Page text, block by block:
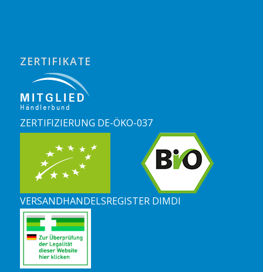
ZERTIFIKATE
ZERTIFIZIERUNG DE-ÖKO-037
VERSANDHANDELSREGISTER DIMDI